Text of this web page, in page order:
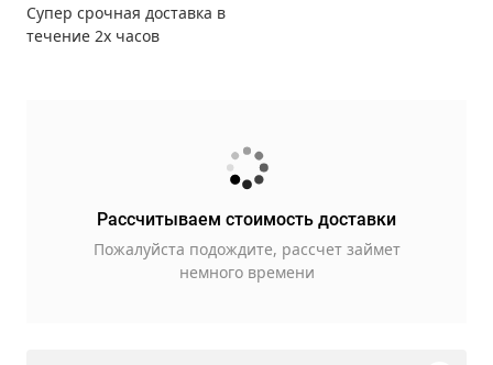
Супер срочная доставка в
течение 2х часов
Рассчитываем стоимость доставки
Пожалуйста подождите, рассчет займет
немного времени